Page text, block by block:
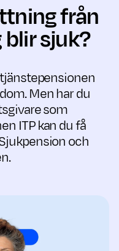
från
sjuk?
Men har du
som
ITP kan du få
och